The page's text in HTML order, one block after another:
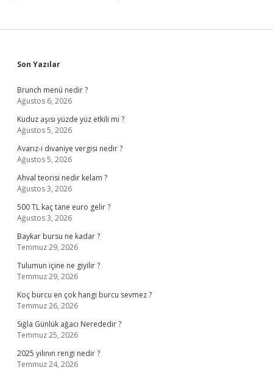
Sidebar
Son Yazılar
Brunch menü nedir ?
Ağustos 6, 2026
Kuduz aşısı yüzde yüz etkili mi ?
Ağustos 5, 2026
Avarız-i divaniye vergisi nedir ?
Ağustos 5, 2026
Ahval teorisi nedir kelam ?
Ağustos 3, 2026
500 TL kaç tane euro gelir ?
Ağustos 3, 2026
Baykar bursu ne kadar ?
Temmuz 29, 2026
Tulumun içine ne giyilir ?
Temmuz 29, 2026
Koç burcu en çok hangi burcu sevmez ?
Temmuz 26, 2026
Sığla Günlük ağacı Nerededir ?
Temmuz 25, 2026
2025 yılının rengi nedir ?
Temmuz 24, 2026